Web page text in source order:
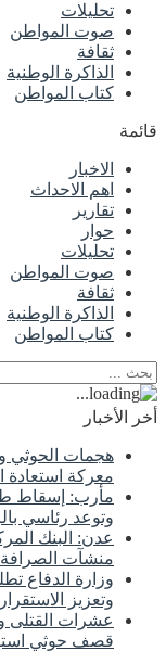
تحليلات
صوت المواطن
ثقافة
الذاكرة الوطنية
كتاب المواطن
قائمة
الاخبار
اهم الاحداث
تقارير
حوار
تحليلات
صوت المواطن
ثقافة
الذاكرة الوطنية
كتاب المواطن
أخر الأخبار
هجمات الحوثي
معركة استعادة
مأرب: إسقاط
وتوعد رئاسي
عدن: البنك
منشآت الصرافة
وزارة الدفاع
وتعزيز الاستقرار
عشرات القتلى
قصف حوثي